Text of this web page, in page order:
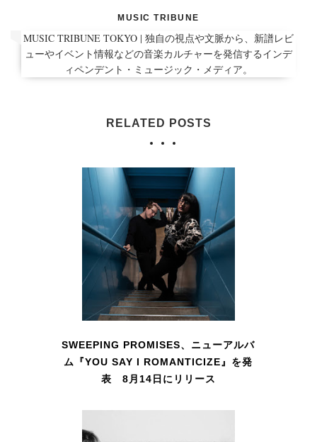
MUSIC TRIBUNE
MUSIC TRIBUNE TOKYO | 独自の視点や文脈から、新譜レビ
ューやイベント情報などの音楽カルチャーを発信するインデ
ィペンデント・ミュージック・メディア。
RELATED POSTS
SWEEPING PROMISES、ニューアルバ
ム『YOU SAY I ROMANTICIZE』を発
表 8月14日にリリース